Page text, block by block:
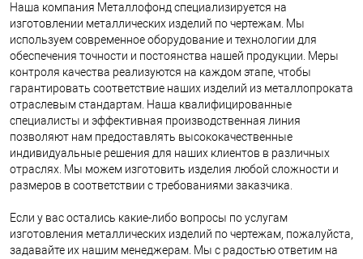
Наша компания Металлофонд специализируется на
изготовлении металлических изделий по чертежам. Мы
используем современное оборудование и технологии для
обеспечения точности и постоянства нашей продукции. Меры
контроля качества реализуются на каждом этапе, чтобы
гарантировать соответствие наших изделий из металлопроката
отраслевым стандартам. Наша квалифицированные
специалисты и эффективная производственная линия
позволяют нам предоставлять высококачественные
индивидуальные решения для наших клиентов в различных
отраслях. Мы можем изготовить изделия любой сложности и
размеров в соответствии с требованиями заказчика.
Если у вас остались какие-либо вопросы по услугам
изготовления металлических изделий по чертежам, пожалуйста,
задавайте их нашим менеджерам. Мы с радостью ответим на